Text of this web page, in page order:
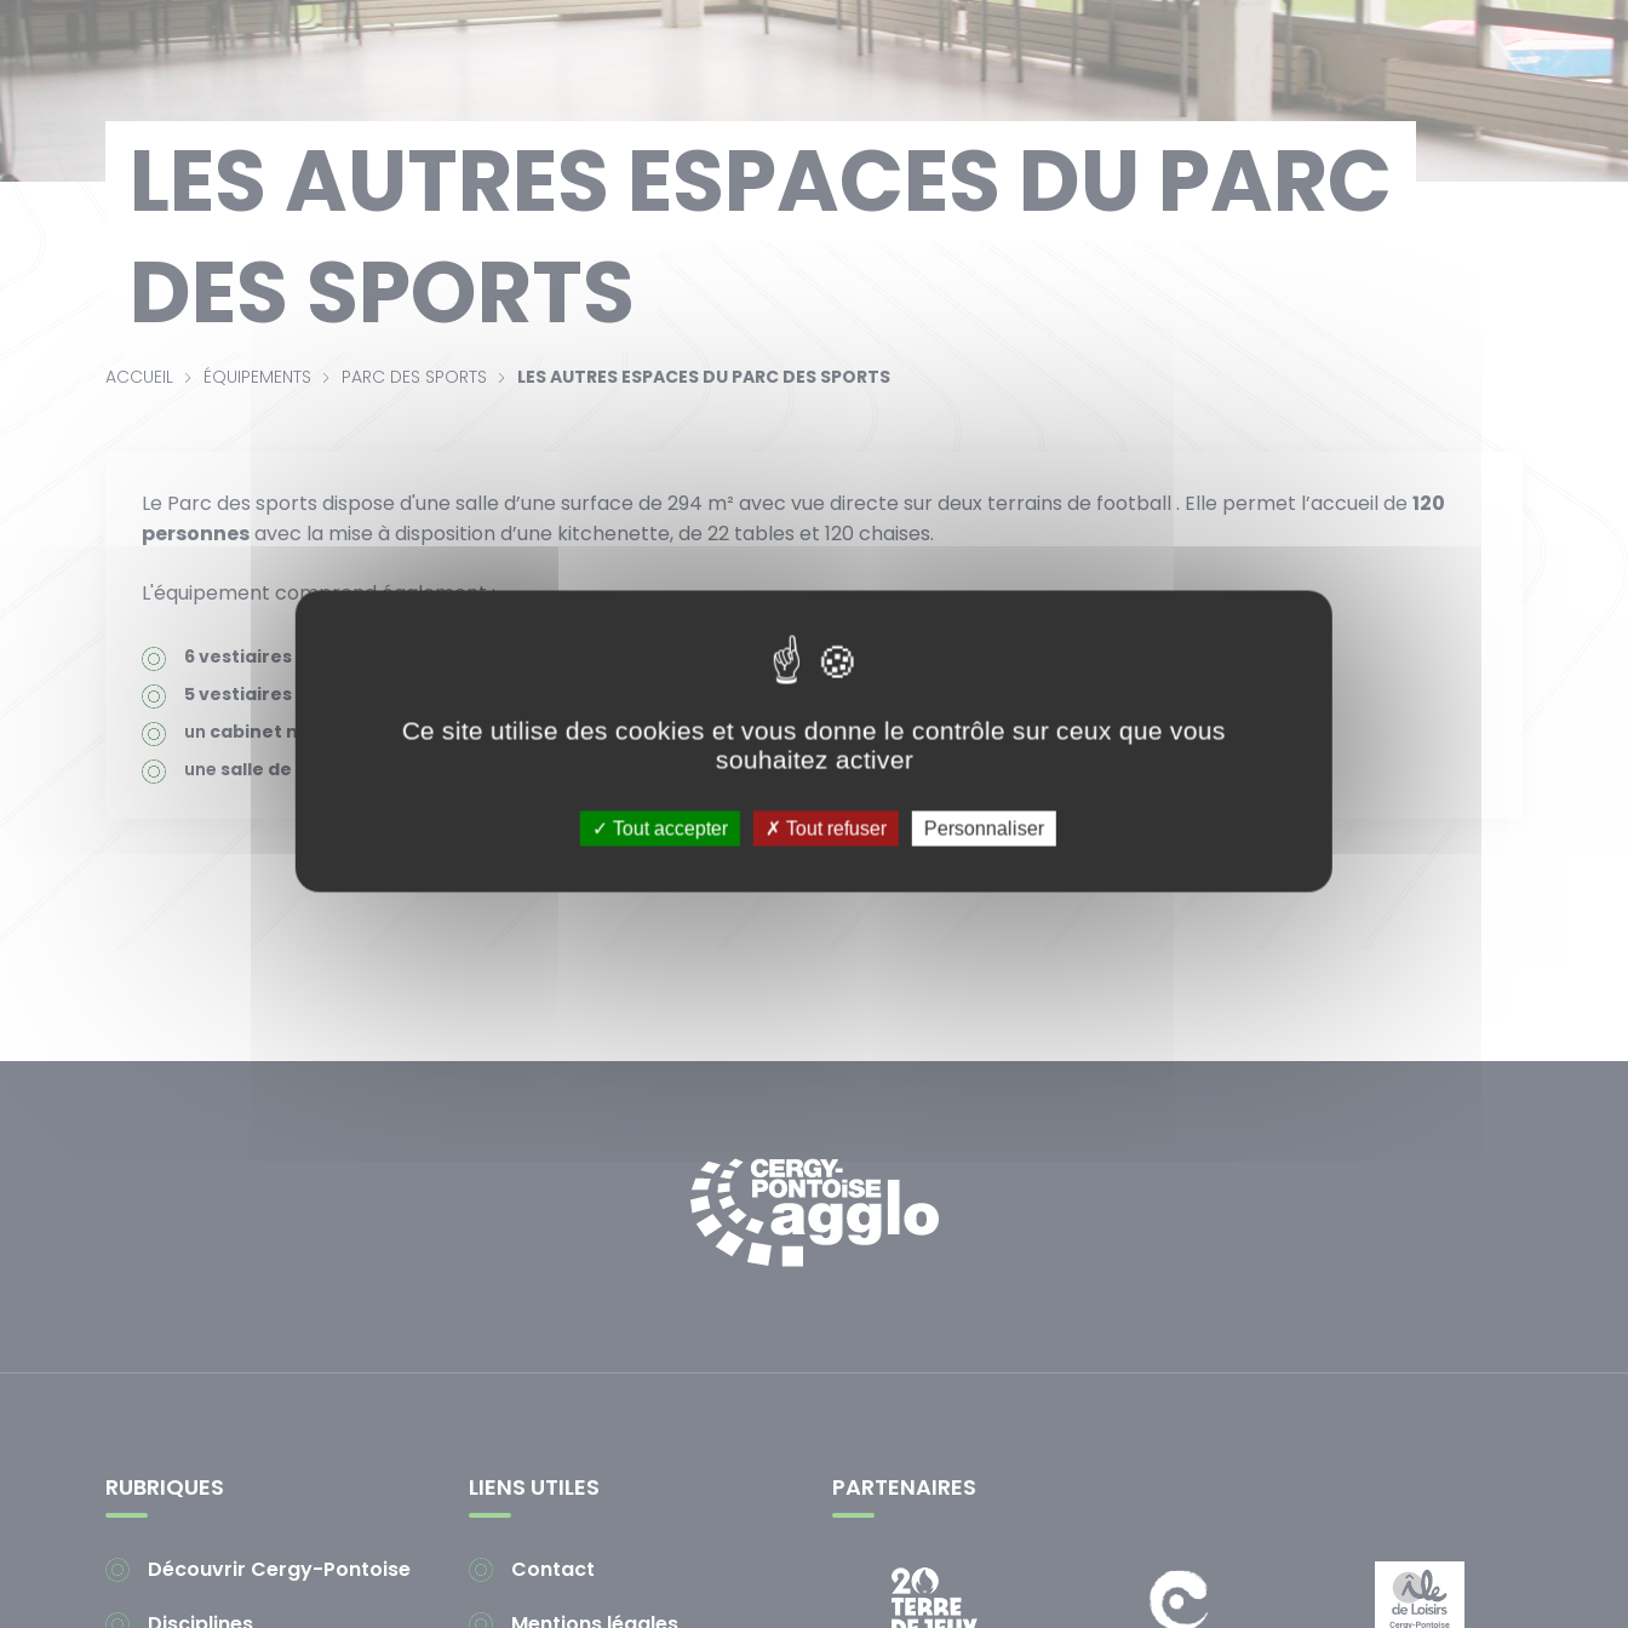
LES AUTRES ESPACES DU PARC
DES SPORTS
ACCUEIL ÉQUIPEMENTS PARC DES SPORTS LES AUTRES ESPACES DU PARC DES SPORTS
Le Parc des sports dispose d'une salle d’une surface de 294 m² avec vue directe sur deux terrains de football . Elle permet l’accueil de 120
personnesavec la mise à disposition d’une kitchenette, de 22 tables et 120 chaises.
L'équipement comprend également :
6 vestiaires
5 vestiaires
un cabinet médical
de 17 m² avec une salle d'attente,
une salle de réunion
RUBRIQUES
Découvrir Cergy-Pontoise
LIENS UTILES
Contact
PARTENAIRES
ShareThis est désactivé. Autoriser
Ce site utilise des cookies et vous donne le contrôle sur ceux que vous
souhaitez activer
Tout accepter Tout refuser Personnaliser